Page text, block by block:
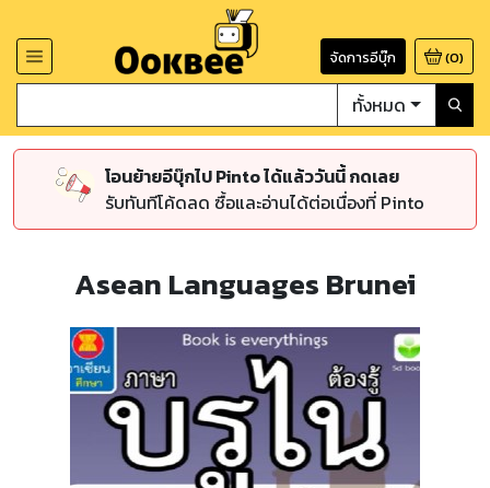
จัดการอีบุ๊ก (0)
ทั้งหมด
โอนย้ายอีบุ๊กไป Pinto ได้แล้ววันนี้ กดเลย
รับทันทีโค้ดลด ซื้อและอ่านได้ต่อเนื่องที่ Pinto
Asean Languages Brunei